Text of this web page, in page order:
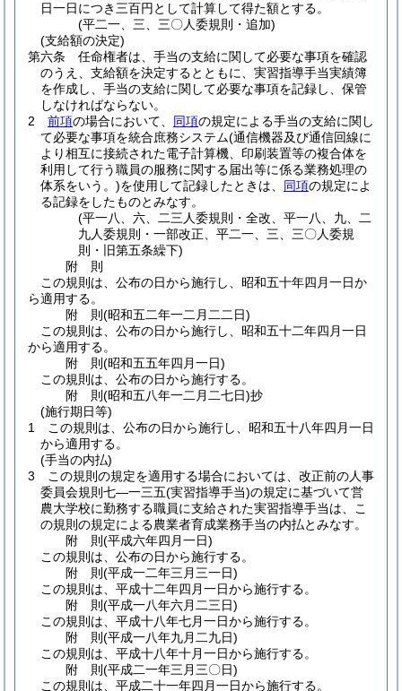
日一日につき三百円として計算して得た額とする。
(平二一、三、三〇人委規則・追加)
(支給額の決定)
第六条
任命権者は、手当の支給に関して必要な事項を確認
のうえ、支給額を決定するとともに、実習指導手当実績簿
を作成し、手当の支給に関して必要な事項を記録し、保管
しなければならない。
2
前項の場合において、 同項の規定による手当の支給に関し
て必要な事項を統合庶務システム(通信機器及び通信回線に
より相互に接続された電子計算機、印刷装置等の複合体を
利用して行う職員の服務に関する届出等に係る業務処理の
体系をいう。)を使用して記録したときは、 同項の規定によ
る記録をしたものとみなす。
(平一八、六、二三人委規則・全改、平一八、九、二
九人委規則・一部改正、平二一、三、三〇人委規
則・旧第五条繰下)
附 則
この規則は、公布の日から施行し、昭和五十年四月一日か
ら適用する。
附 則(昭和五二年一二月二二日)
この規則は、公布の日から施行し、昭和五十二年四月一日
から適用する。
附 則(昭和五五年四月一日)
この規則は、公布の日から施行する。
附 則(昭和五八年一二月二七日)抄
(施行期日等)
1
この規則は、公布の日から施行し、昭和五十八年四月一日
から適用する。
(手当の内払)
3
この規則の規定を適用する場合においては、改正前の人事
委員会規則七―一三五(実習指導手当)の規定に基づいて営
農大学校に勤務する職員に支給された実習指導手当は、こ
の規則の規定による農業者育成業務手当の内払とみなす。
附 則(平成六年四月一日)
この規則は、公布の日から施行する。
附 則(平成一二年三月三一日)
この規則は、平成十二年四月一日から施行する。
附 則(平成一八年六月二三日)
この規則は、平成十八年七月一日から施行する。
附 則(平成一八年九月二九日)
この規則は、平成十八年十月一日から施行する。
附 則(平成二一年三月三〇日)
この規則は、平成二十一年四月一日から施行する。